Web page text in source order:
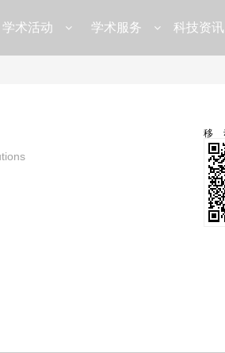
学术活动 学术服务 科技资讯
移